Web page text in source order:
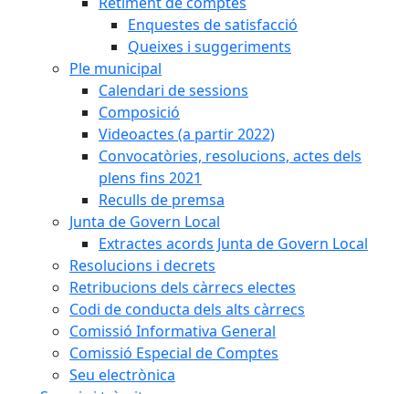
Enquestes de satisfacció
Queixes i suggeriments
Ple municipal
Calendari de sessions
Composició
Videoactes (a partir 2022)
Convocatòries, resolucions, actes dels
plens fins 2021
Reculls de premsa
Junta de Govern Local
Extractes acords Junta de Govern Local
Resolucions i decrets
Retribucions dels càrrecs electes
Codi de conducta dels alts càrrecs
Comissió Informativa General
Comissió Especial de Comptes
Seu electrònica